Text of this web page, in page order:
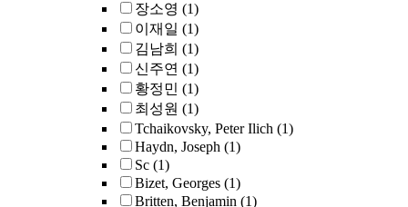
장소영 (1)
이재일 (1)
김남희 (1)
신주연 (1)
황정민 (1)
최성원 (1)
Tchaikovsky, Peter Ilich (1)
Haydn, Joseph (1)
Sc (1)
Bizet, Georges (1)
Britten, Benjamin (1)